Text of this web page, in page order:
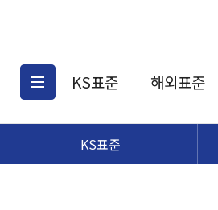
KS표준
KS표준검색
해외표준
해외표준검색
KS표준